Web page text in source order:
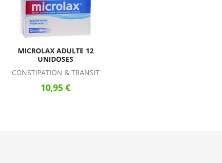
MICROLAX ADULTE 12
UNIDOSES
CONSTIPATION & TRANSIT
10,95 €